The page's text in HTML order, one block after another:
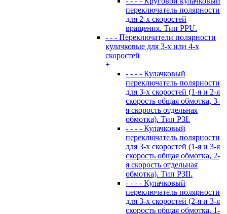
переключатель полярности
для 2-х скоростей
вращения. Тип PPU.
- - - Переключатели полярности
кулачковые для 3-х или 4-х
скоростей
+
- - - - Кулачковый
переключатель полярности
для 3-х скоростей (1-я и 2-я
скорость общая обмотка, 3-
я скорость отдельная
обмотка). Тип P3I.
- - - - Кулачковый
переключатель полярности
для 3-х скоростей (1-я и 3-я
скорость общая обмотка, 2-
я скорость отдельная
обмотка). Тип P3II.
- - - - Кулачковый
переключатель полярности
для 3-х скоростей (2-я и 3-я
скорость общая обмотка, 1-